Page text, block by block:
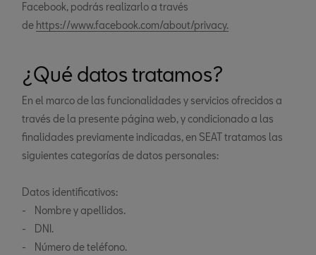
Facebook, podrás realizarlo a través
de https://www.facebook.com/about/privacy.
¿Qué datos tratamos?
En el marco de las funcionalidades y servicios ofrecidos a
través de la presente página web, y condicionado a las
finalidades previamente indicadas, en SEAT tratamos las
siguientes categorías de datos personales:
Datos identificativos:
- Nombre y apellidos.
- DNI.
- Número de teléfono.